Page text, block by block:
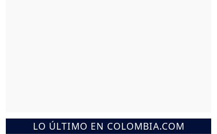
LO ÚLTIMO EN COLOMBIA.COM